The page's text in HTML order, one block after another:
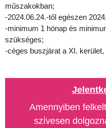
műszakokban;
-2024.06.24.-től egészen
-minimum 1 hónap és
szükséges;
-céges buszjárat a XI.
Amennyiben
szívesen